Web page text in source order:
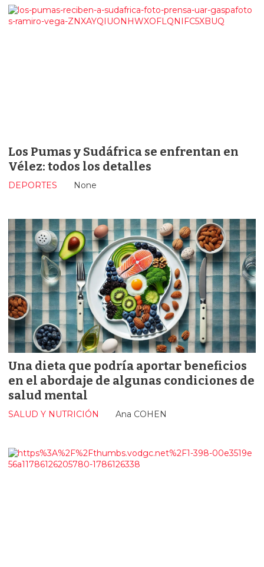
Los Pumas y Sudáfrica se enfrentan en
Vélez: todos los detalles
None
DEPORTES
Una dieta que podría aportar beneficios
en el abordaje de algunas condiciones de
salud mental
Ana COHEN
SALUD Y NUTRICIÓN